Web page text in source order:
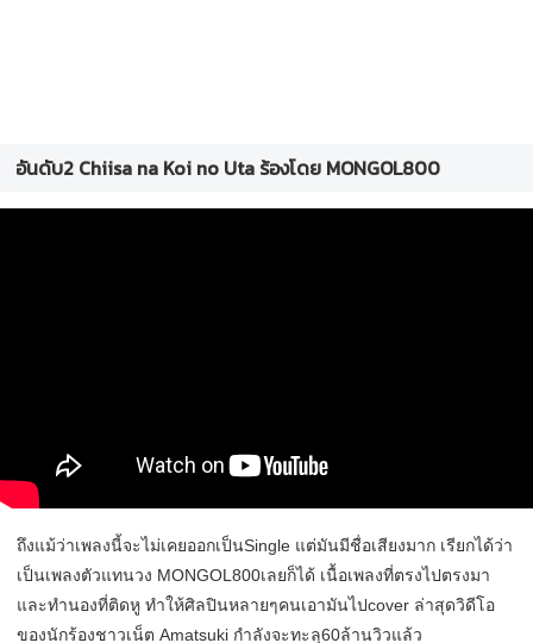
อันดับ2 Chiisa na Koi no Uta ร้องโดย MONGOL800
ถึงแม้ว่าเพลงนี้จะไม่เคยออกเป็นSingle แต่มันมีชื่อเสียงมาก เรียกได้ว่า
เป็นเพลงตัวแทนวง MONGOL800เลยก็ได้ เนื้อเพลงที่ตรงไปตรงมา
และทำนองที่ติดหู ทำให้ศิลปินหลายๆคนเอามันไปcover ล่าสุดวิดีโอ
ของนักร้องชาวเน็ต Amatsuki กำลังจะทะลุ60ล้านวิวแล้ว